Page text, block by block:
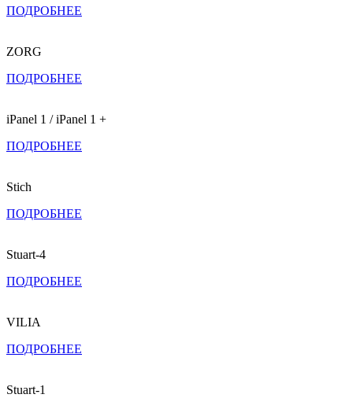
ПОДРОБНЕЕ
ZORG
ПОДРОБНЕЕ
iPanel 1 / iPanel 1 +
ПОДРОБНЕЕ
Stich
ПОДРОБНЕЕ
Stuart-4
ПОДРОБНЕЕ
VILIA
ПОДРОБНЕЕ
Stuart-1